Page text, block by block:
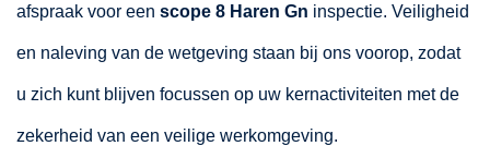
afspraak voor een scope 8 Haren Gn inspectie. Veiligheid
en naleving van de wetgeving staan bij ons voorop, zodat
u zich kunt blijven focussen op uw kernactiviteiten met de
zekerheid van een veilige werkomgeving.